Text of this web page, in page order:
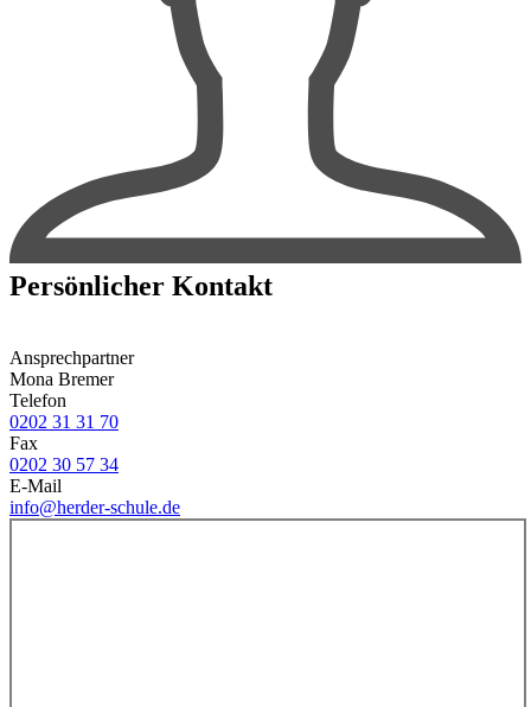
Persönlicher Kontakt
Ansprechpartner
Mona Bremer
Telefon
0202 31 31 70
Fax
0202 30 57 34
E-Mail
info@herder-schule.de